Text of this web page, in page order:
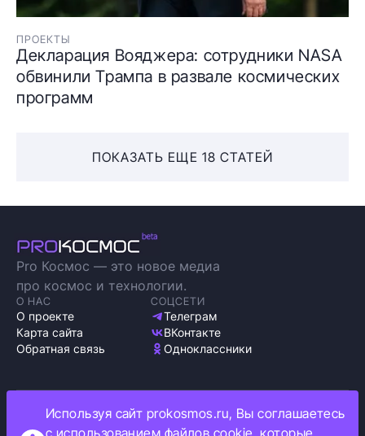
ПРОЕКТЫ
Декларация Вояджера: сотрудники NASA
обвинили Трампа в развале космических
программ
ПОКАЗАТЬ ЕЩЕ 18 СТАТЕЙ
Pro Космос — это новое медиа
про космос и технологии.
О НАС
О проекте
Карта сайта
Обратная связь
СОЦСЕТИ
Телеграм
ВКонтакте
Одноклассники
Политика обработки персональных данных
Используя сайт prokosmos.ru, Вы соглашаетесь
с использованием файлов cookie, которые